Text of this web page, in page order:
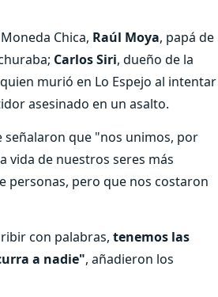
Chica, Raúl Moya, papá de
Carlos Siri, dueño de la
murió en Lo Espejo al intentar
asesinado en un asalto.
que "nos unimos, por
vida de nuestros seres más
personas, pero que nos costaron
con palabras, tenemos las
a nadie", añadieron los